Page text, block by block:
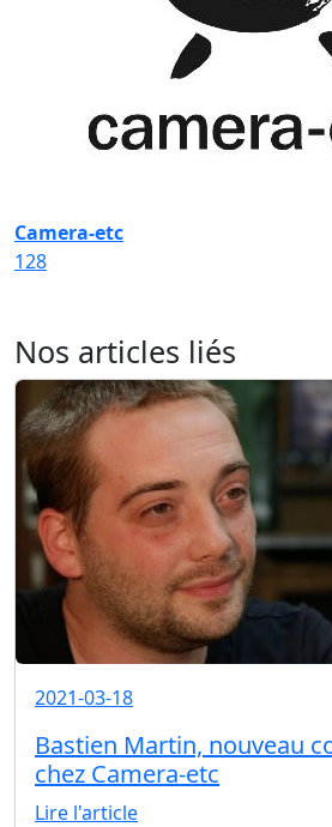
Camera-etc
128
Nos articles liés
2021-03-18
Bastien Martin, nouveau
chez Camera-etc
Lire l'article